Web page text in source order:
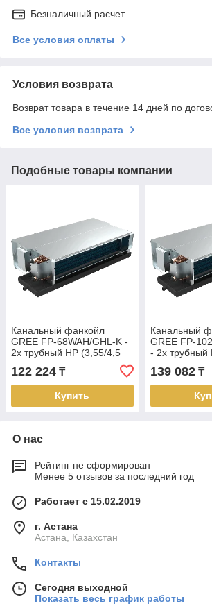
Безналичный расчет
Все условия оплаты
Условия возврата
Возврат товара в течение 14 дней по
Все условия возврата
Подобные товары компании
Канальный фанкойл
GREE FP-68WAH/GHL-K -
2х трубный HP (3,55/4,5
122 224 ₸
Купить
Канальный
GREE FP-
- 2х трубный
139 082₸
О нас
Рейтинг не сформирован
Менее 5 отзывов за последний год
Работает с 15.02.2019
г. Астана
Астана, Казахстан
Контакты
Сегодня выходной
Показать весь график работы